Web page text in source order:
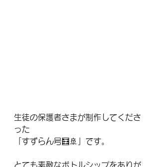
生徒の保護者さまが制作してくださ
った
「すずらん号🧮🚢」です。
とても素敵なボトルシップをありが